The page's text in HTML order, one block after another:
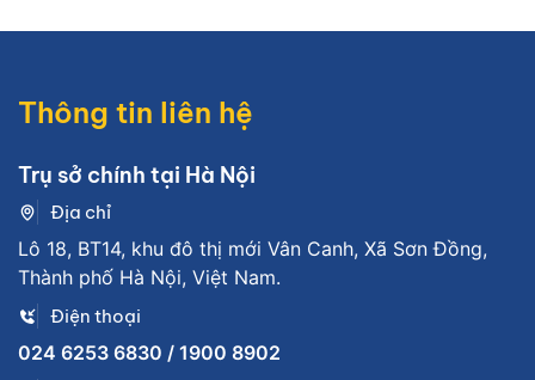
Thông tin liên hệ
Trụ sở chính tại Hà Nội
Địa chỉ
Lô 18, BT14, khu đô thị mới Vân Canh, Xã Sơn Đồng,
Thành phố Hà Nội, Việt Nam.
Điện thoại
024 6253 6830 / 1900 8902